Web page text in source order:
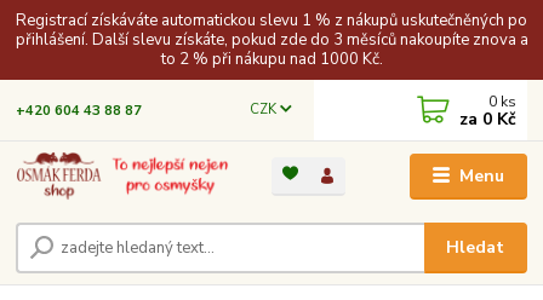
Registrací získáváte automatickou slevu 1 % z nákupů uskutečněných po
přihlášení. Další slevu získáte, pokud zde do 3 měsíců nakoupíte znova a
to 2 % při nákupu nad 1000 Kč.
Menu
CZK
Hledat
+420 604 43 88 87 0 ks
za 0 Kč